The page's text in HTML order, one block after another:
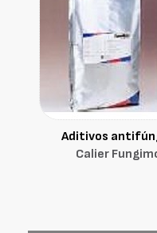
Aditivos
Calier